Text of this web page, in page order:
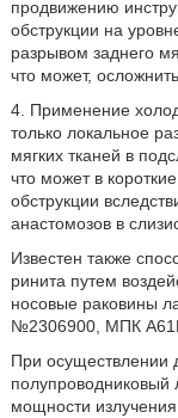
продвижению
обструкции на
разрывом заднего
что может,
4. Применение
только локальное
мягких тканей в
что может в
обструкции
анастомозов в
Известен также
ринита путем
носовые раковины
№2306900, МПК
При осуществлении
мощности